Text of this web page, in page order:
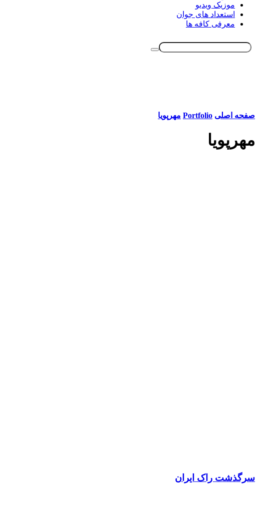
موزیک ویدیو
استعداد های جوان
معرفی کافه ها
صفحه اصلی Portfolio مهرپویا
مهرپویا
سرگذشت راک ایران